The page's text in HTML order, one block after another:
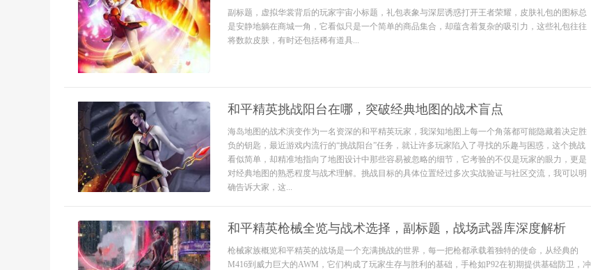
副标题，虚拟华裳背后的玩家宇宙小标题，礼包表象与深层诱惑打开王者荣耀，皮肤礼包的图标总
是安静地躺在商城一角，它看似只是一个简单的商品集合，却蕴含着复杂的吸引力，这些礼包往往
将数款皮肤，有时还包括稀有道具...
和平精英挑战阳台在哪，突破经典地图的战术盲点
海岛地图的战术演变作为一名资深的和平精英玩家，我深知地图上每一个角落都可能隐藏着决定胜
负的钥匙，最近游戏内流行的“挑战阳台”任务，就让许多玩家陷入了寻找的乐趣与困惑，这个挑战
看似简单，却精准地指向了地图设计中那些容易被忽略的细节，它考验的不仅是玩家的眼力，更是
对经典地图的熟悉程度与战术理解。挑战目标的具体位置经过多次实战验证与社区交流，我可以明
确告诉大家，这...
和平精英枪械全览与战术选择，副标题，战场武器库深度解析
枪械家族概览和平精英的战场是一个充满挑战的世界，每一把枪都承载着独特的使命，从经典的
M416到威力巨大的AWM，它们构成了玩家生存与胜利的基础，手枪如P92在初期提供基础防卫，冲